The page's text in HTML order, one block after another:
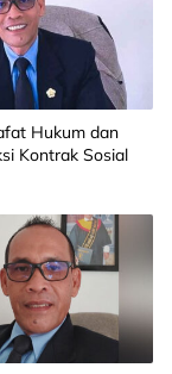
Hukum dan
Kontrak Sosial